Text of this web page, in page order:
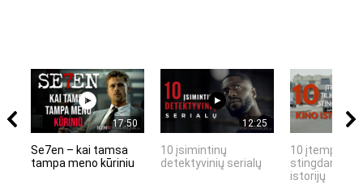
17:50
Se7en – kai tamsa
tampa meno kūriniu
12:25
10 įsimintinų
detektyvinių serialų
10 įtemptų,
stingdančių
istorijų